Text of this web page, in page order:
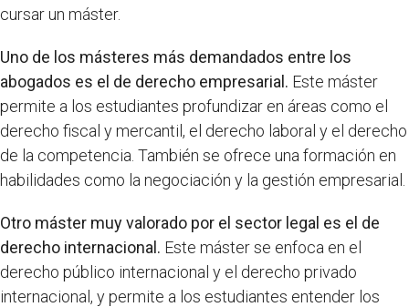
cursar un máster.
Uno de los másteres más demandados entre los
abogados es el de derecho empresarial. Este máster
permite a los estudiantes profundizar en áreas como el
derecho fiscal y mercantil, el derecho laboral y el derecho
de la competencia. También se ofrece una formación en
habilidades como la negociación y la gestión empresarial.
Otro máster muy valorado por el sector legal es el de
derecho internacional. Este máster se enfoca en el
derecho público internacional y el derecho privado
internacional, y permite a los estudiantes entender los